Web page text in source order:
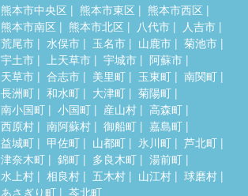
熊本市中央区 熊本市東区
熊本市西区
熊本市南区
熊本市北区 八代市
人吉市
荒尾市
水俣市 玉名市 山鹿市
菊池市
宇土市
上天草市 宇城市
阿蘇市
天草市
合志市 美里町 玉東町
南関町
長洲町
和水町 大津町
菊陽町
南小国町
小国町 産山村
高森町
西原村
南阿蘇村 御船町
嘉島町
益城町
甲佐町 山都町 氷川町
芦北町
津奈木町
錦町 多良木町
湯前町
水上村
相良村 五木村 山江村
球磨村
あさぎり町
苓北町